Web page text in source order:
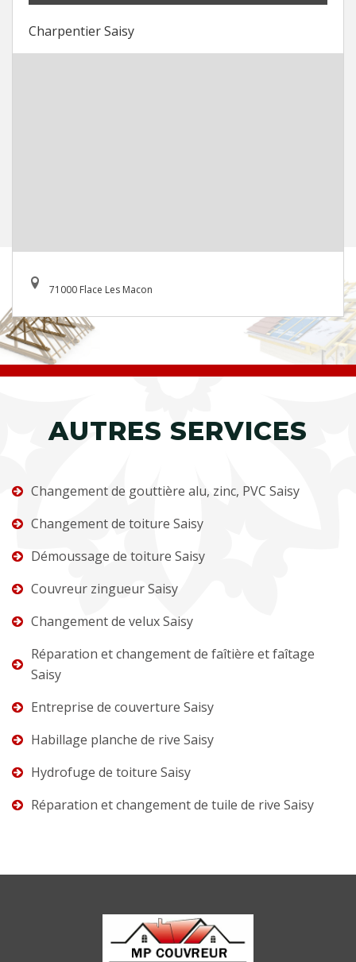
Charpentier Saisy
71000 Flace Les Macon
AUTRES SERVICES
Changement de gouttière alu, zinc, PVC Saisy
Changement de toiture Saisy
Démoussage de toiture Saisy
Couvreur zingueur Saisy
Changement de velux Saisy
Réparation et changement de faîtière et faîtage
Saisy
Entreprise de couverture Saisy
Habillage planche de rive Saisy
Hydrofuge de toiture Saisy
Réparation et changement de tuile de rive Saisy